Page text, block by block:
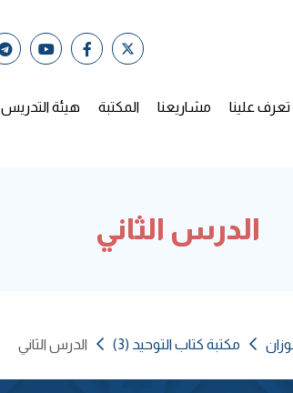
تعرف علينا مشاريعنا المكتبة هيئة التدريس
الدرس الثاني
مكتبة كتاب التوحيد (3) الدرس الثاني